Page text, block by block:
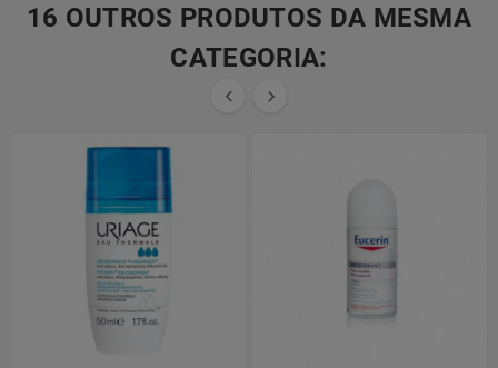
16 OUTROS PRODUTOS DA MESMA
CATEGORIA:
 